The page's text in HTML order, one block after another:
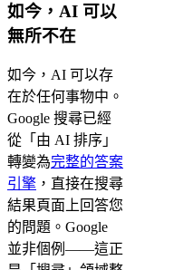
如今，AI 可以
無所不在
如今，AI 可以存
在於任何事物中。
Google 搜尋已經
從「由 AI 排序」
轉變為完整的答案
引擎 ，直接在搜尋
結果頁面上回答您
的問題。Google
並非個例——這正